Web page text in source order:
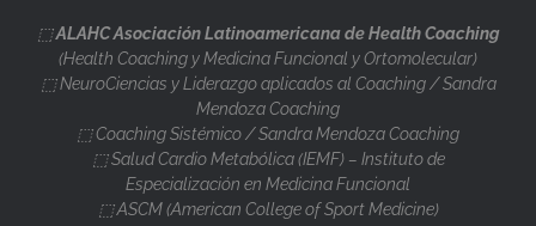
⬚ALAHC Asociación Latinoamericana de Health Coaching
(Health Coaching y Medicina Funcional y Ortomolecular)
⬚ NeuroCiencias y Liderazgo aplicados al Coaching / Sandra
Mendoza Coaching
⬚ Coaching Sistémico / Sandra Mendoza Coaching
⬚ Salud Cardio Metabólica (IEMF) – Instituto de
Especialización en Medicina Funcional
⬚ ASCM (American College of Sport Medicine)